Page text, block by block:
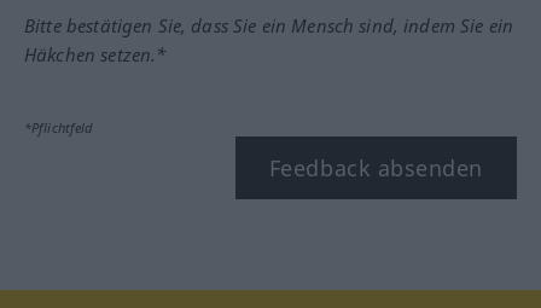
Bitte bestätigen Sie, dass Sie ein Mensch sind, indem Sie ein
Häkchen setzen.*
*Pflichtfeld
Feedback absenden